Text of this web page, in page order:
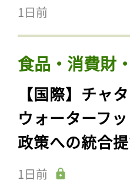
1日前
食品・消費財
【国際】チャ
ウォーターフ
政策への統合
1日前